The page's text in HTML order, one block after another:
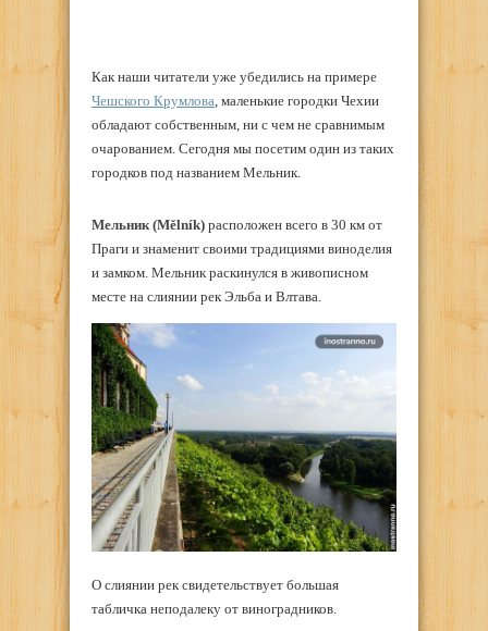
Как наши читатели уже убедились на примере
Чешского Крумлова , маленькие городки Чехии
обладают собственным, ни с чем не сравнимым
очарованием. Сегодня мы посетим один из таких
городков под названием Мельник.
Мельник (Mělník) расположен всего в 30 км от
Праги и знаменит своими традициями виноделия
и замком. Мельник раскинулся в живописном
месте на слиянии рек Эльба и Влтава.
О слиянии рек свидетельствует большая
табличка неподалеку от виноградников.